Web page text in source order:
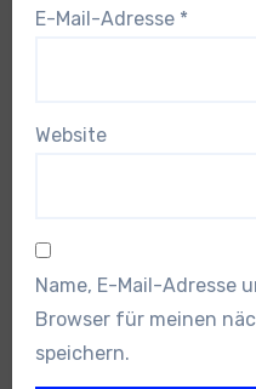
E-Mail-Adresse *
Website
Name, E-Mail-Adresse
Browser für meinen
speichern.